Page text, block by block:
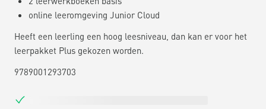
online leeromgeving Junior Cloud
Heeft een leerling een hoog leesniveau, dan kan er voor het
leerpakket Plus gekozen worden.
9789001293703